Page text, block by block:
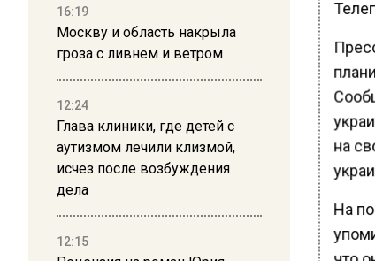
16:19
Москву и область накрыла
гроза с ливнем и ветром
12:24
Глава клиники, где детей с
аутизмом лечили клизмой,
исчез после возбуждения
дела
12:15
на
На